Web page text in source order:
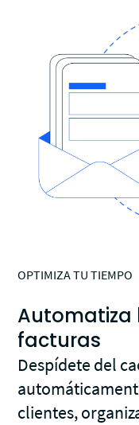
OPTIMIZA TU TIEMPO
Automatiza
facturas
Despídete del
clientes,